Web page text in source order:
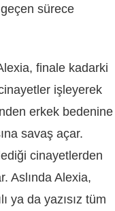
sürece
finale kadarki
işleyerek
erkek bedenine
savaş açar.
cinayetlerden
Aslında Alexia,
ya da yazısız tüm